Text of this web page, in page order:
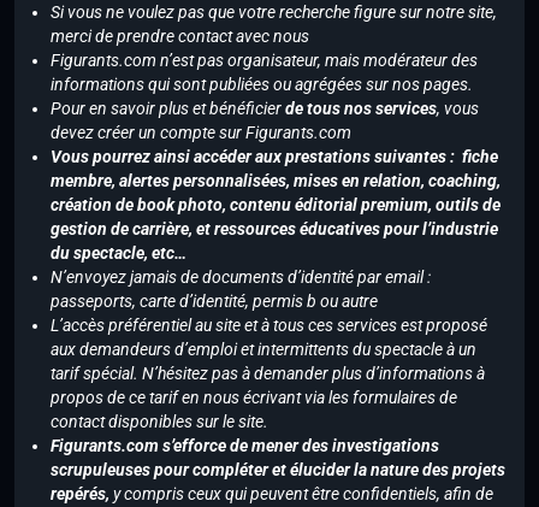
Si vous ne voulez pas que votre recherche figure sur notre site,
merci de prendre contact avec nous
Figurants.com n’est pas organisateur, mais modérateur des
informations qui sont publiées ou agrégées sur nos pages.
Pour en savoir plus et bénéficierde tous nos services, vous
devez créer un compte sur Figurants.com
Vous pourrez ainsi accéder aux prestations suivantes : fiche
membre, alertes personnalisées, mises en relation, coaching,
création de book photo, contenu éditorial premium, outils de
gestion de carrière, et ressources éducatives pour l’industrie
du spectacle, etc…
N’envoyez jamais de documents d’identité par email :
passeports, carte d’identité, permis b ou autre
L’accès préférentiel au site et à tous ces services est proposé
aux demandeurs d’emploi et intermittents du spectacle à un
tarif spécial. N’hésitez pas à demander plus d’informations à
propos de ce tarif en nous écrivant via les formulaires de
contact disponibles sur le site.
Figurants.com s’efforce de mener des investigations
scrupuleuses pour compléter et élucider la nature des projets
repérés, y compris ceux qui peuvent être confidentiels, afin de